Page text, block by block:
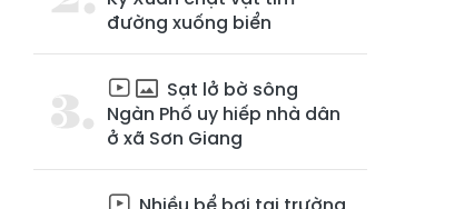
đường xuống biển
Sạt lở bờ sông
Ngàn Phố uy hiếp nhà dân
ở xã Sơn Giang